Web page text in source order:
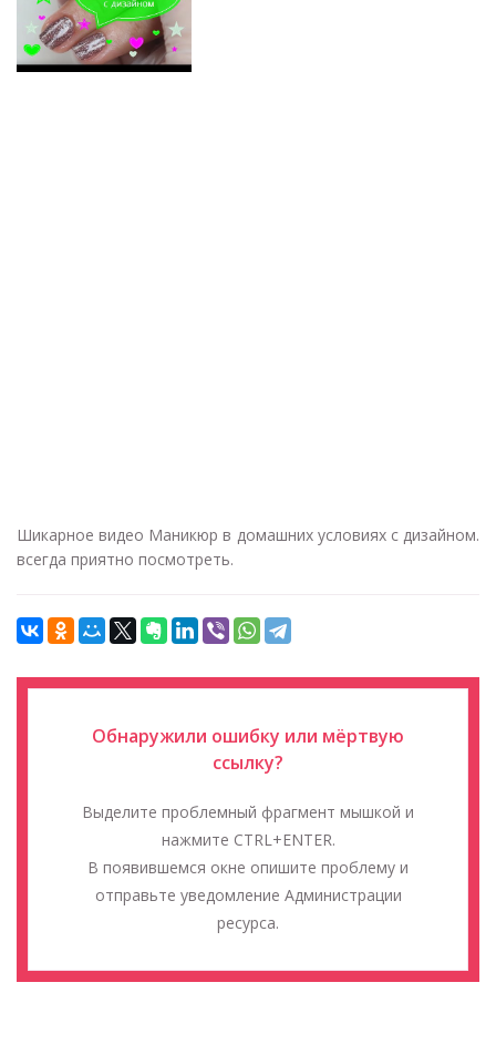
Шикарное видео Маникюр в домашних условиях с дизайном.
всегда приятно посмотреть.
Обнаружили ошибку или мёртвую
ссылку?
Выделите проблемный фрагмент мышкой и
нажмите CTRL+ENTER.
В появившемся окне опишите проблему и
отправьте уведомление Администрации
ресурса.